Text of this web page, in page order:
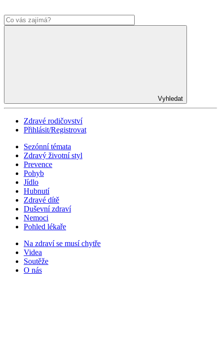
Vyhledat
Zdravé rodičovství
Přihlásit/Registrovat
Sezónní témata
Zdravý životní styl
Prevence
Pohyb
Jídlo
Hubnutí
Zdravé dítě
Duševní zdraví
Nemoci
Pohled lékaře
Na zdraví se musí chytře
Videa
Soutěže
O nás